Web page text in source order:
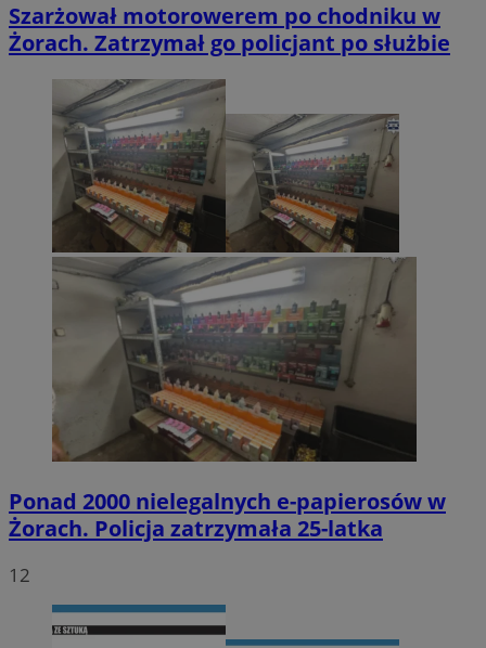
Szarżował motorowerem po chodniku w
Żorach. Zatrzymał go policjant po służbie
Ponad 2000 nielegalnych e-papierosów w
Żorach. Policja zatrzymała 25-latka
12